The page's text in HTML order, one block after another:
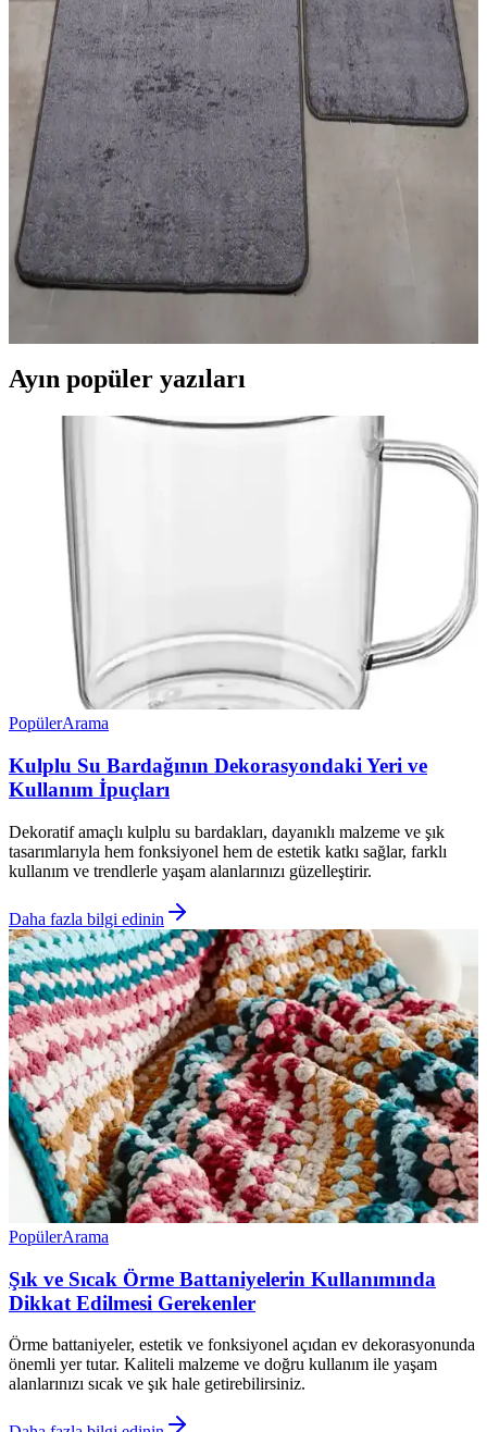
hale getirir.
Halı ve Kilim Seçimiyle Estetik ve Fonksiyonel İç
Mekan Dekorasyonu Rehberi
Halı ve kilimler, iç mekanlara sıcaklık ve karakter katar. Malzeme,
desen ve kullanım alanlarına göre doğru seçim yaparak yaşam
alanlarınızı estetik ve fonksiyonel hale getirin.
Banyo Güvenliği ve Estetiği İçin 2'li Paspas Seçimi
ve Bakım İpuçları
Banyo paspasları, kaymaz taban ve su emici özellikleriyle güvenlik
ve hijyen sağlar. 2'li modeller, estetik ve fonksiyonellik sunar,
Ayın popüler yazıları
PopülerArama
Kulplu Su Bardağının Dekorasyondaki Yeri ve
Kullanım İpuçları
Dekoratif amaçlı kulplu su bardakları, dayanıklı malzeme ve şık
tasarımlarıyla hem fonksiyonel hem de estetik katkı sağlar, farklı
kullanım ve trendlerle yaşam alanlarınızı güzelleştirir.
Daha fazla bilgi edinin
PopülerArama
Şık ve Sıcak Örme Battaniyelerin Kullanımında
Dikkat Edilmesi Gerekenler
Örme battaniyeler, estetik ve fonksiyonel açıdan ev dekorasyonunda
önemli yer tutar. Kaliteli malzeme ve doğru kullanım ile yaşam
alanlarınızı sıcak ve şık hale getirebilirsiniz.